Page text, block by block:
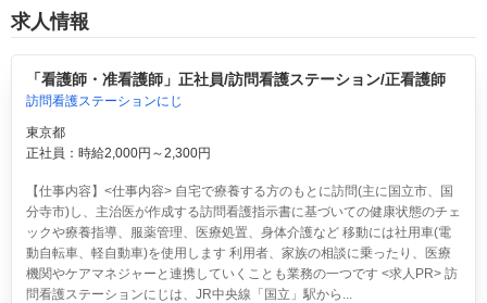
求人情報
「看護師・准看護師」正社員/訪問看護ステーション/正看護師
訪問看護ステーションにじ
東京都
正社員：時給2,000円～2,300円
【仕事内容】<仕事内容> 自宅で療養する方のもとに訪問(主に国立市、国
分寺市)し、主治医が作成する訪問看護指示書に基づいての健康状態のチェ
ックや療養指導、服薬管理、医療処置、身体介護など 移動には社用車(電
動自転車、軽自動車)を使用します 利用者、家族の相談に乗ったり、医療
機関やケアマネジャーと連携していくことも業務の一つです <求人PR> 訪
問看護ステーションにじは、JR中央線「国立」駅から...